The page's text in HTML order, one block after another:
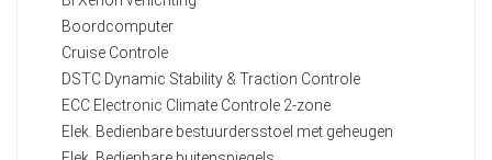
Boordcomputer
Cruise Controle
DSTC Dynamic Stability & Traction Controle
ECC Electronic Climate Controle 2-zone
Elek. Bedienbare bestuurdersstoel met geheugen